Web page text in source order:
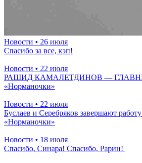
Новости • 26 июля
Спасибо за все, кэп!
Новости • 22 июля
РАШИД КАМАЛЕТДИНОВ —
«Норманочки»
Новости • 22 июля
Буслаев и Серебряков завершают
«Норманочки»
Новости • 18 июля
Спасибо, Синара! Спасибо, Рарин!